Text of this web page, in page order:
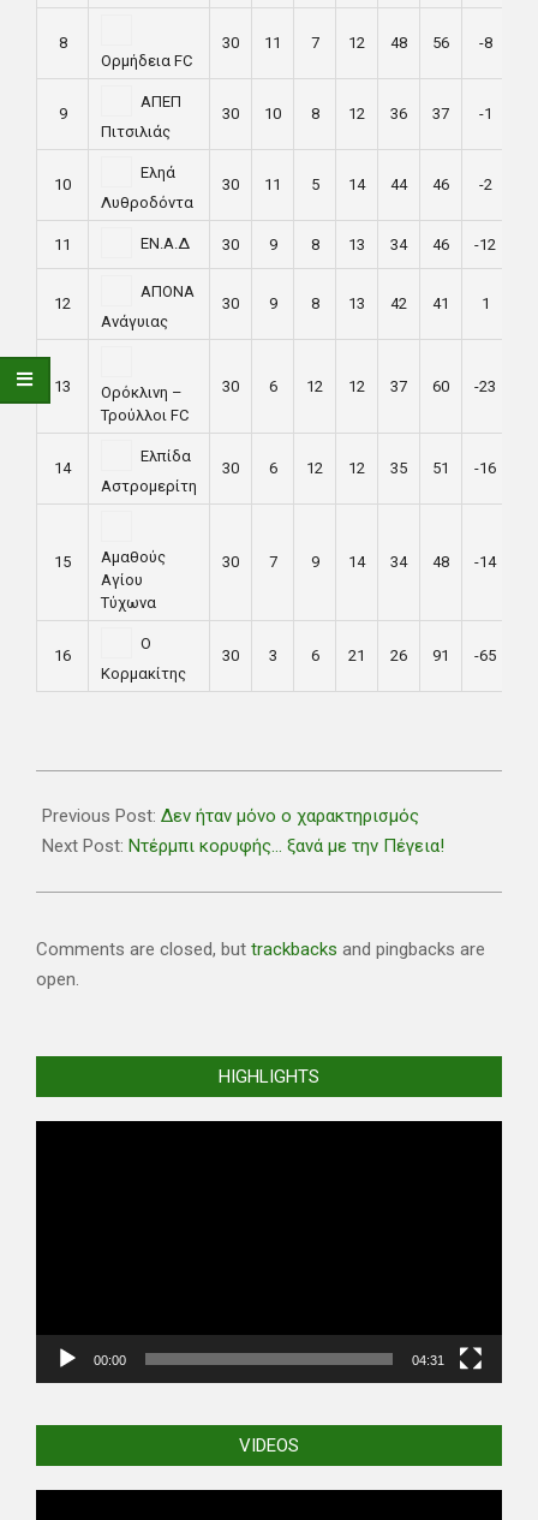
8
Ορμήδεια FC
30 11 7 12 48 56 -8
9
ΑΠΕΠ
Πιτσιλιάς
30 10 8 12 36 37 -1
10
Εληά
Λυθροδόντα
30 11 5 14 44 46 -2
11 ΕΝ.Α.Δ 30 9 8 13 34 46 -12
12
ΑΠΟΝΑ
Ανάγυιας
30 9 8 13 42 41 1
13
Ορόκλινη –
Τρούλλοι FC
30 6 12 12 37 60 -23
14
Ελπίδα
Αστρομερίτη
30 6 12 12 35 51 -16
15
Αμαθούς
Αγίου
Τύχωνα
30 7 9 14 34 48 -14
16
Ο
Κορμακίτης
30 3 6 21 26 91 -65
04-
10
Previous Post: Δεν ήταν μόνο ο χαρακτηρισμός
Next Post: Ντέρμπι κορυφής… ξανά με την Πέγεια!
Comments are closed, but trackbacks and pingbacks are
open.
HIGHLIGHTS
00:00 04:31
VIDEOS